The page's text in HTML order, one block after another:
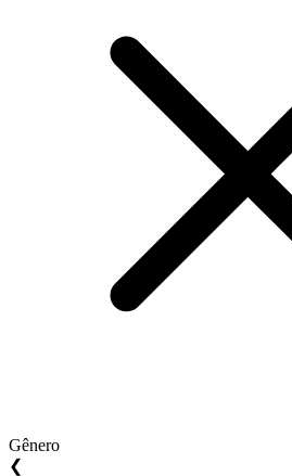
Gênero
❮